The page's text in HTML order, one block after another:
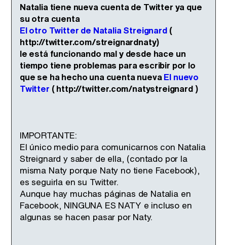
Natalia tiene nueva cuenta de Twitter ya que
su otra cuenta
El otro Twitter de Natalia Streignard(
http://twitter.com/streignardnaty)
le está funcionando mal y desde hace un
tiempo tiene problemas para escribir por lo
que se ha hecho una cuenta nuevaEl nuevo
Twitter ( http://twitter.com/natystreignard )
IMPORTANTE:
El único medio para comunicarnos con Natalia
Streignard y saber de ella, (contado por la
misma Naty porque Naty no tiene Facebook),
es seguirla en su Twitter.
Aunque hay muchas páginas de Natalia en
Facebook, NINGUNA ES NATY e incluso en
algunas se hacen pasar por Naty.